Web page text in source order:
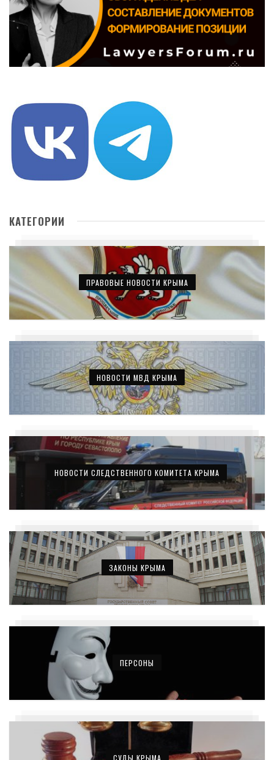
КАТЕГОРИИ
ПРАВОВЫЕ НОВОСТИ КРЫМА
НОВОСТИ МВД КРЫМА
НОВОСТИ СЛЕДСТВЕННОГО КОМИТЕТА КРЫМА
ЗАКОНЫ КРЫМА
ПЕРСОНЫ
СУДЫ КРЫМА